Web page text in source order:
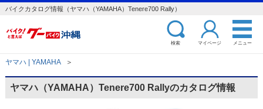
バイクカタログ情報（ヤマハ（YAMAHA）Tenere700 Rally）
検索 マイページ メニュー
ヤマハ | YAMAHA ＞
ヤマハ（YAMAHA）Tenere700 Rallyのカタログ情報